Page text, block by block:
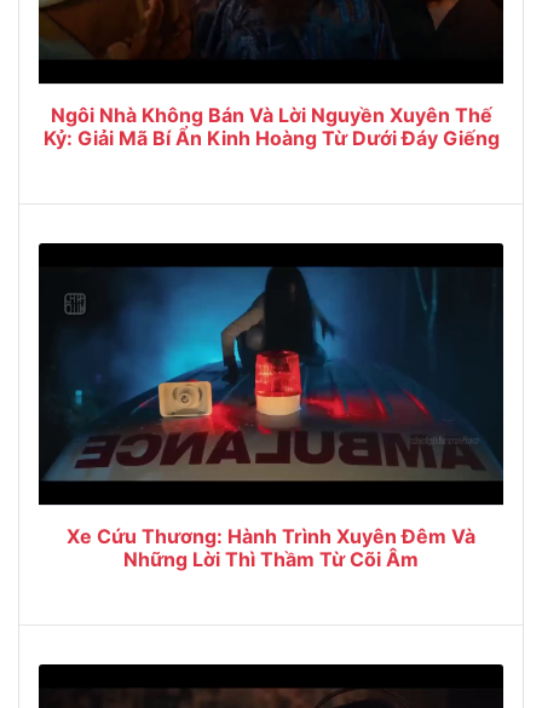
Ngôi Nhà Không Bán Và Lời Nguyền Xuyên Thế
Kỷ: Giải Mã Bí Ẩn Kinh Hoàng Từ Dưới Đáy Giếng
Xe Cứu Thương: Hành Trình Xuyên Đêm Và
Những Lời Thì Thầm Từ Cõi Âm